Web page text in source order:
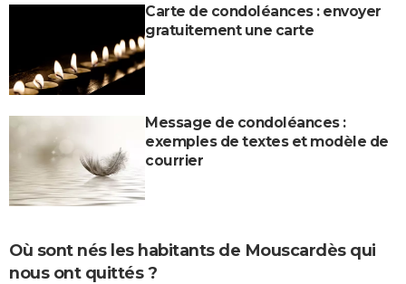
Carte de condoléances : envoyer
gratuitement une carte
Message de condoléances :
exemples de textes et modèle de
courrier
Où sont nés les habitants de Mouscardès qui
nous ont quittés ?